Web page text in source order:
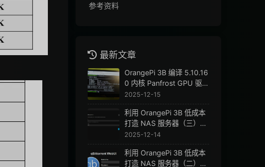
参考资料
最新文章
OrangePi 3B 编译 5.10.16
0 内核 Panfrost GPU 驱
动，并启用 VPU 硬件加速
2025-12-15
利用 OrangePi 3B 低成本
打造 NAS 服务器（三）配
置 Jellyfin，元数据刮削、
硬件加速转码
2025-12-14
利用 OrangePi 3B 低成本
打造 NAS 服务器（二）配